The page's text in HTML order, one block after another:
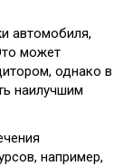
автомобиля,
может
однако в
наилучшим
например,